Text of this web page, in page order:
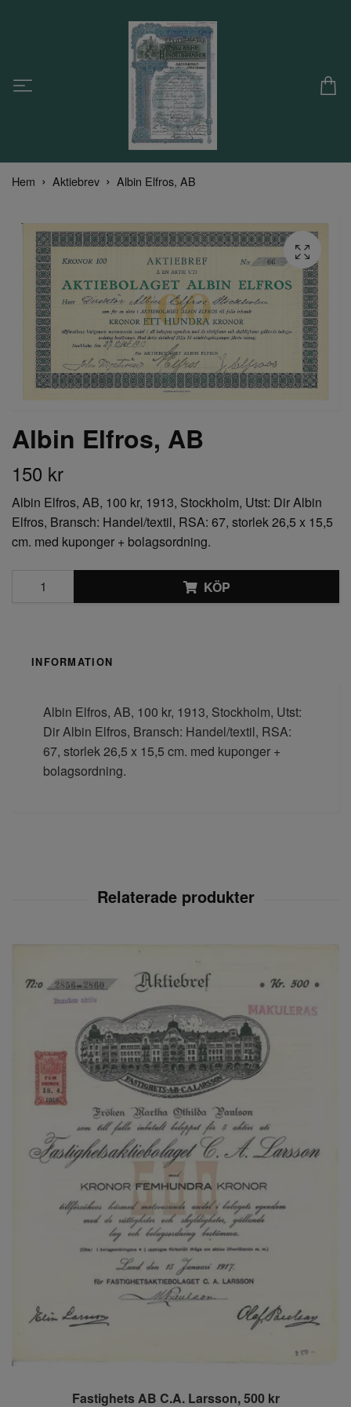
Hem Aktiebrev Albin Elfros, AB
Albin Elfros, AB
150 kr
Albin Elfros, AB, 100 kr, 1913, Stockholm, Utst: Dir Albin
Elfros, Bransch: Handel/textil, RSA: 67, storlek 26,5 x 15,5
cm. med kuponger + bolagsordning.
KÖP
INFORMATION
Albin Elfros, AB, 100 kr, 1913, Stockholm, Utst:
Dir Albin Elfros, Bransch: Handel/textil, RSA:
67, storlek 26,5 x 15,5 cm. med kuponger +
bolagsordning.
Fastighets AB C.A. Larsson, 500 kr